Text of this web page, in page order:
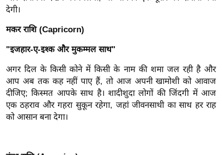
ला
फ
इ
ल
टे
क्नॉ
लॉ
जी
टी
देगी।
मकर राशि (Capricorn)
"इजहार-ए-इश्क और मुकम्मल साथ"
अगर दिल के किसी कोने में किसी के नाम की शमा जल रही है और
आप अब तक कह नहीं पाए हैं, तो आज अपनी खामोशी को आवाज
दीजिए; किस्मत आपके साथ है। शादीशुदा लोगों की जिंदगी में आज
एक ठहराव और गहरा सुकून रहेगा, जहां जीवनसाथी का साथ हर राह
को आसान बना देगा।